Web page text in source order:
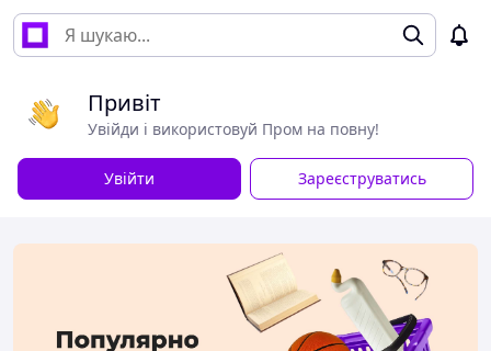
Привіт
Увійди і використовуй Пром на повну!
Увійти Зареєструватись